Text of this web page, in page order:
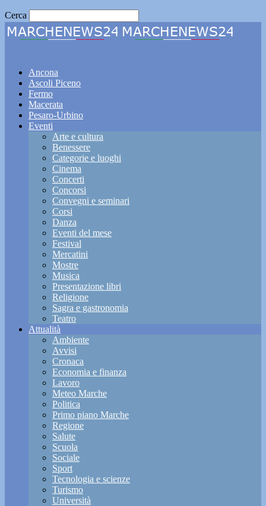
Cerca
Ancona
Ascoli Piceno
Fermo
Macerata
Pesaro-Urbino
Eventi
Arte e cultura
Benessere
Categorie e luoghi
Cinema
Concerti
Concorsi
Convegni e seminari
Corsi
Danza
Eventi del mese
Festival
Mercatini
Mostre
Musica
Presentazione libri
Religione
Sagra e gastronomia
Teatro
Attualità
Ambiente
Avvisi
Cronaca
Economia e finanza
Lavoro
Meteo Marche
Politica
Primo piano Marche
Regione
Salute
Scuola
Sociale
Sport
Tecnologia e scienze
Turismo
Università